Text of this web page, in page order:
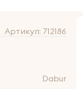
Артикул: 712186
Dabur